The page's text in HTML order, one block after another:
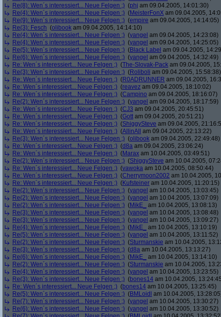
Re(8): Wen´s interessiert... Neue Felgen ;) (phj am 09.04.2005, 14:01:30)
Re(4): Wen´s interessiert... Neue Felgen ;) (MeisterFonX am 09.04.2005,
Re(9): Wen´s interessiert... Neue Felgen ;) (empire am 09.04.2005, 14:14:05)
Re(3): Fesch (olibook am 09.04.2005, 14:14:10)
Re(4): Wen´s interessiert... Neue Felgen ;) (yangel am 09.04.2005, 14:23:08)
Re(4): Wen´s interessiert... Neue Felgen ;) (yangel am 09.04.2005, 14:25:05)
Re(5): Wen´s interessiert... Neue Felgen ;) (Black Label am 09.04.2005,
Re(6): Wen´s interessiert... Neue Felgen ;) (yangel am 09.04.2005, 14:32:49)
Re: Wen´s interessiert... Neue Felgen ;) (The-Slovak-Pack am 09.04.2005,
Re(3): Wen´s interessiert... Neue Felgen ;) (Roliboli am 09.04.2005, 15:58:38)
Re: Wen´s interessiert... Neue Felgen ;) (R0ADRUNNER am 09.04.2005,
Re: Wen´s interessiert... Neue Felgen ;) (reavez am 09.04.2005, 18:10:02)
Re: Wen´s interessiert... Neue Felgen ;) (Campino am 09.04.2005, 18:16:07)
Re(2): Wen´s interessiert... Neue Felgen ;) (yangel am 09.04.2005, 18:17:59)
Re: Wen´s interessiert... Neue Felgen ;) (CJ3 am 09.04.2005, 20:45:51)
Re: Wen´s interessiert... Neue Felgen ;) (Gott am 09.04.2005, 20:51:21)
Re: Wen´s interessiert... Neue Felgen ;) (ShiggySteve am 09.04.2005,
Re: Wen´s interessiert... Neue Felgen ;) (AllinAll
am 09.04.2005, 22:13:22)
Re(3): Wen´s interessiert... Neue Felgen ;) (olibook am 09.04.2005, 22:49:48)
Re: Wen´s interessiert... Neue Felgen ;) (d8a am 09.04.2005, 23:06:24)
Re: Wen´s interessiert... Neue Felgen ;) (Marax am 10.04.2005, 03:49:51)
Re(2): Wen´s interessiert... Neue Felgen ;) (ShiggySteve am 10.04.2005,
Re: Wen´s interessiert... Neue Felgen ;) (vawoka am 10.04.2005, 08:50:44)
Re: Wen´s interessiert... Neue Felgen ;) (Cherrymoon2002 am 10.04.2005,
Re: Wen´s interessiert... Neue Felgen ;) (Kufsteiner am 10.04.2005, 11:20:15)
Re(2): Wen´s interessiert... Neue Felgen ;) (yangel am 10.04.2005, 13:03:45)
Re(2): Wen´s interessiert... Neue Felgen ;) (yangel am 10.04.2005, 13:07:09)
Re(2): Wen´s interessiert... Neue Felgen ;) (MikE_
am 10.04.2005, 13:08:13)
Re(3): Wen´s interessiert... Neue Felgen ;) (yangel am 10.04.2005, 13:08:48)
Re(3): Wen´s interessiert... Neue Felgen ;) (yangel am 10.04.2005, 13:09:27)
Re(4): Wen´s interessiert... Neue Felgen ;) (MikE_
am 10.04.2005, 13:10:19)
Re(5): Wen´s interessiert... Neue Felgen ;) (yangel am 10.04.2005, 13:11:52)
Re(2): Wen´s interessiert... Neue Felgen ;) (Sturmanskie am 10.04.2005,
Re(3): Wen´s interessiert... Neue Felgen ;) (d8a am 10.04.2005, 13:13:27)
Re(6): Wen´s interessiert... Neue Felgen ;) (MikE_
am 10.04.2005, 13:14:10)
Re(2): Wen´s interessiert... Neue Felgen ;) (Sturmanskie am 10.04.2005,
Re(4): Wen´s interessiert... Neue Felgen ;) (yangel am 10.04.2005, 13:23:55)
Re(3): Wen´s interessiert... Neue Felgen ;) (bones14 am 10.04.2005,
Re: Wen´s interessiert... Neue Felgen ;) (bones14 am 10.04.2005, 13:25:45)
Re(5): Wen´s interessiert... Neue Felgen ;) (BMLoidl am 10.04.2005,
Re(7): Wen´s interessiert... Neue Felgen ;) (yangel am 10.04.2005, 13:30:27)
Re(6): Wen´s interessiert... Neue Felgen ;) (yangel am 10.04.2005, 13:30:52)